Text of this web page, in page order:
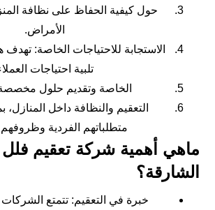
حول كيفية الحفاظ على نظافة
الأمراض.
الاستجابة للاحتياجات الخاصة:
تلبية احتياجات
الخاصة وتقديم حلول
التعقيم والنظافة داخل المنازل،
متطلباتهم الفردية
ماهي أهمية شركة تعقيم
الشارقة؟
خبرة في التعقيم: تتمتع